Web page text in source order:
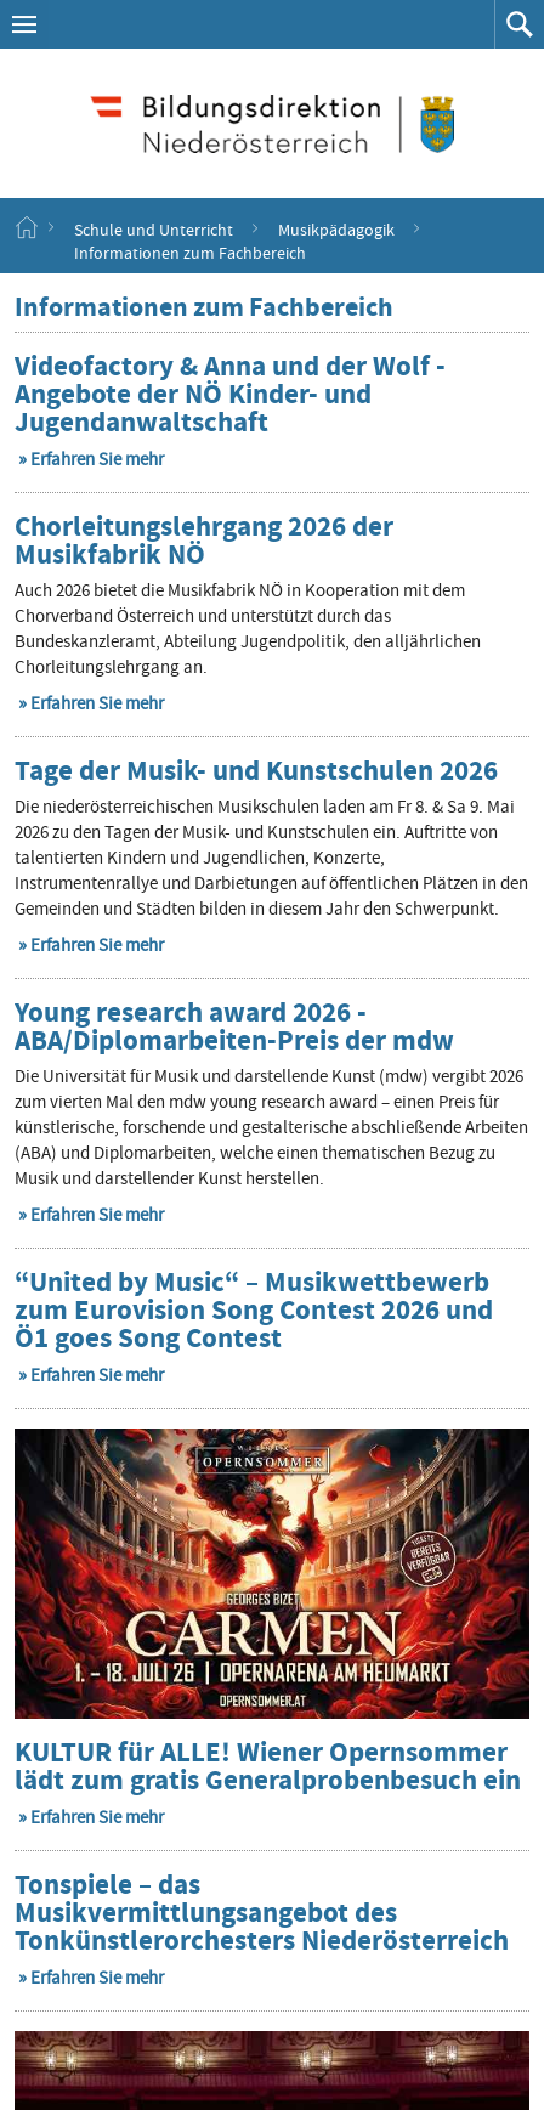
Zum
Inhalt
Navigation
Navigation
aufklappen
Zum
S
a
r
t
e
i
t
e
Schule und Unterricht
Musikpädagogik
Informationen zum Fachbereich
Informationen zum Fachbereich
Videofactory & Anna und der Wolf -
Angebote der NÖ Kinder- und
Jugendanwaltschaft
Erfahren Sie mehr
Chorleitungslehrgang 2026 der
Musikfabrik NÖ
Auch 2026 bietet die Musikfabrik NÖ in Kooperation mit dem
Chorverband Österreich und unterstützt durch das
Bundeskanzleramt, Abteilung Jugendpolitik, den alljährlichen
Chorleitungslehrgang an.
Erfahren Sie mehr
Tage der Musik- und Kunstschulen 2026
Die niederösterreichischen Musikschulen laden am Fr 8. & Sa 9. Mai
2026 zu den Tagen der Musik- und Kunstschulen ein. Auftritte von
talentierten Kindern und Jugendlichen, Konzerte,
Instrumentenrallye und Darbietungen auf öffentlichen Plätzen in den
Gemeinden und Städten bilden in diesem Jahr den Schwerpunkt.
Erfahren Sie mehr
Young research award 2026 -
ABA/Diplomarbeiten-Preis der mdw
Die Universität für Musik und darstellende Kunst (mdw) vergibt 2026
zum vierten Mal den mdw young research award – einen Preis für
künstlerische, forschende und gestalterische abschließende Arbeiten
(ABA) und Diplomarbeiten, welche einen thematischen Bezug zu
Musik und darstellender Kunst herstellen.
Erfahren Sie mehr
“United by Music“ – Musikwettbewerb
zum Eurovision Song Contest 2026 und
Ö1 goes Song Contest
Erfahren Sie mehr
KULTUR für ALLE! Wiener Opernsommer
lädt zum gratis Generalprobenbesuch ein
Erfahren Sie mehr
Tonspiele – das
Musikvermittlungsangebot des
Tonkünstlerorchesters Niederösterreich
Erfahren Sie mehr